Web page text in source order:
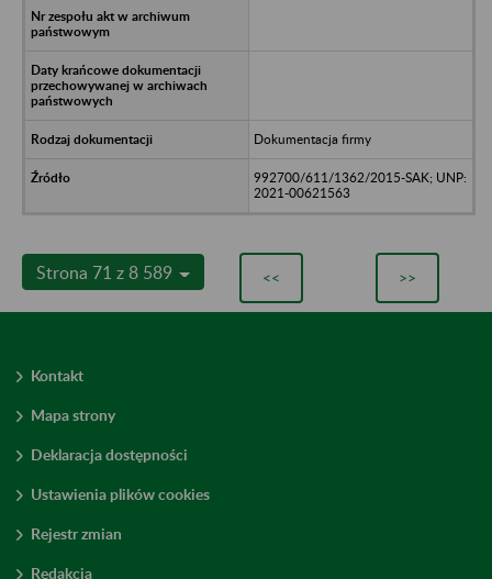
Dokumentacja firmy
992700/611/1362/2015-SAK; UNP:
2021-00621563
Strona 71 z 8 589 << >>
Kontakt
Mapa strony
Deklaracja dostępności
Ustawienia plików cookies
Rejestr zmian
Redakcja